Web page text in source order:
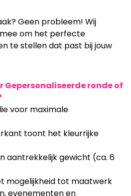
Geen probleem! Wij
om het perfecte
te stellen dat past bij jouw
Gepersonaliseerde ronde of
voor maximale
toont het kleurrijke
aantrekkelijk gewicht (ca. 6
mogelijkheid tot maatwerk
evenementen en